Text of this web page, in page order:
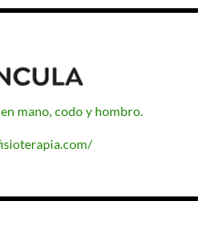
mano, codo y hombro.